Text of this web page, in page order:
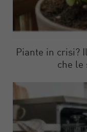
Piante in crisi?
che le